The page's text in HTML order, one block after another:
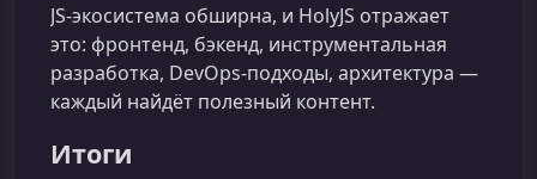
JS‑экосистема обширна, и HolyJS отражает
это: фронтенд, бэкенд, инструментальная
разработка, DevOps‑подходы, архитектура —
каждый найдёт полезный контент.
Итоги